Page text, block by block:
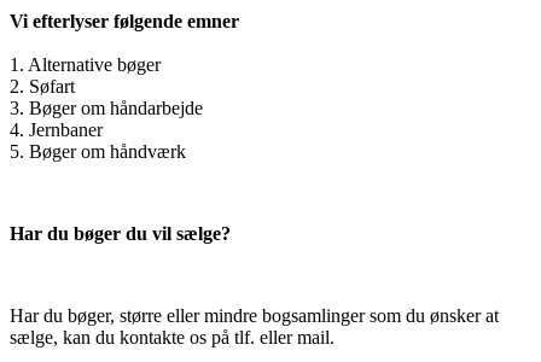
Vi efterlyser følgende emner
1. Alternative bøger
2. Søfart
3. Bøger om håndarbejde
4. Jernbaner
5. Bøger om håndværk
Har du bøger du vil sælge?
Har du bøger, større eller mindre bogsamlinger som du ønsker at
sælge, kan du kontakte os på tlf. eller mail.